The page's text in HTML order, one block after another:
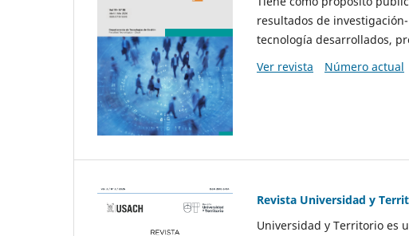
resultados de
tecnología desarrollados,
Ver revista
Número actual
Revista Universidad y
Universidad y Territorio es